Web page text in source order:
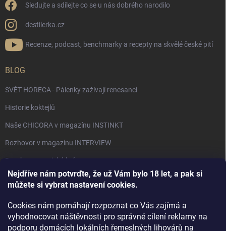
Nejdříve nám potvrďte, že už Vám bylo 18 let, a pak si
můžete si vybrat nastavení cookies.
Cookies nám pomáhají rozpoznat co Vás zajímá a
vyhodnocovat náštěvnosti pro správné cílení reklamy na
podporu domácích lokálních řemeslných lihovárů na
Sledujte a sdílejte co se u nás dobrého narodilo
destilerka.cz
Recenze, podcast, benchmarky a recepty na skvělé české pití
BLOG
SVĚT HORECA - Pálenky zažívají renesanci
Historie koktejlů
Naše CHICORA v magazínu INSTINKT
Rozhovor v magazínu INTERVIEW
Bourbon, americká krása.
Napsali v TÝDNU o naší práci
Rozhovor s DESTILERKA.CZ v magazínu DRINKING-CAT